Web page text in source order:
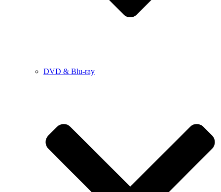
DVD & Blu-ray